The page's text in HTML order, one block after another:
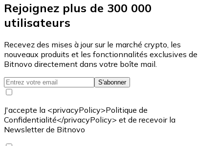
Rejoignez plus de 300 000
utilisateurs
Recevez des mises à jour sur le marché crypto, les
nouveaux produits et les fonctionnalités exclusives de
Bitnovo directement dans votre boîte mail.
S'abonner
J'accepte la <privacyPolicy>Politique de
Confidentialité</privacyPolicy> et de recevoir la
Newsletter de Bitnovo